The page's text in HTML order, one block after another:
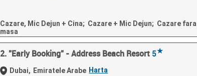
Cazare, Mic Dejun + Cina; Cazare + Mic Dejun; Cazare fara
masa
2. "Early Booking" - Address Beach Resort 5★
Dubai, Emiratele Arabe Harta